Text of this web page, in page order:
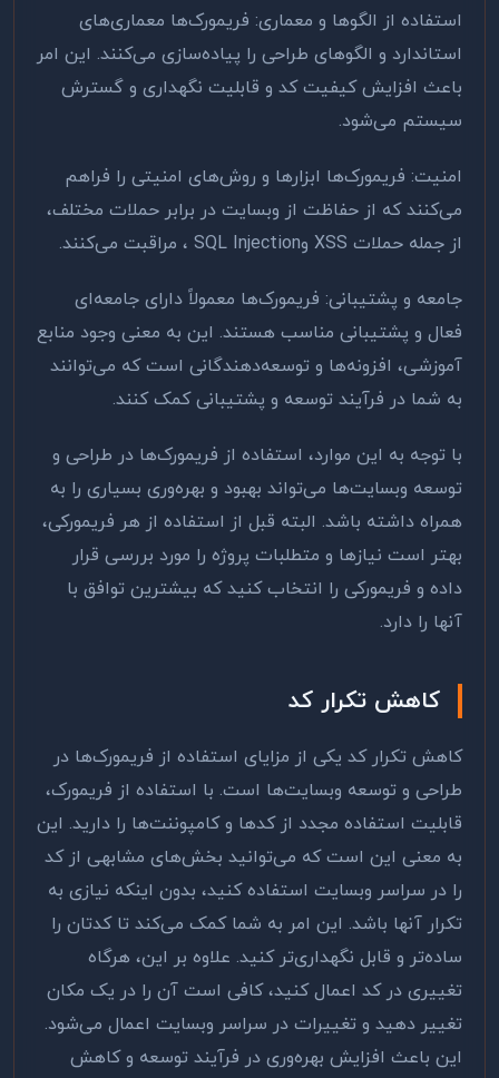
استفاده از الگوها و معماری: فریمورک‌ها معماری‌های
استاندارد و الگوهای طراحی را پیاده‌سازی می‌کنند. این امر
باعث افزایش کیفیت کد و قابلیت نگهداری و گسترش
سیستم می‌شود.
امنیت: فریمورک‌ها ابزارها و روش‌های امنیتی را فراهم
می‌کنند که از حفاظت از وبسایت در برابر حملات مختلف،
از جمله حملات XSS وSQL Injection ، مراقبت می‌کنند.
جامعه و پشتیبانی: فریمورک‌ها معمولاً دارای جامعه‌ای
فعال و پشتیبانی مناسب هستند. این به معنی وجود منابع
آموزشی، افزونه‌ها و توسعه‌دهندگانی است که می‌توانند
به شما در فرآیند توسعه و پشتیبانی کمک کنند.
با توجه به این موارد، استفاده از فریمورک‌ها در طراحی و
توسعه وبسایت‌ها می‌تواند بهبود و بهره‌وری بسیاری را به
همراه داشته باشد. البته قبل از استفاده از هر فریمورکی،
بهتر است نیازها و متطلبات پروژه را مورد بررسی قرار
داده و فریمورکی را انتخاب کنید که بیشترین توافق با
آنها را دارد.
کاهش تکرار کد
کاهش تکرار کد یکی از مزایای استفاده از فریمورک‌ها در
طراحی و توسعه وبسایت‌ها است. با استفاده از فریمورک،
قابلیت استفاده مجدد از کدها و کامپوننت‌ها را دارید. این
به معنی این است که می‌توانید بخش‌های مشابهی از کد
را در سراسر وبسایت استفاده کنید، بدون اینکه نیازی به
تکرار آنها باشد. این امر به شما کمک می‌کند تا کدتان را
ساده‌تر و قابل نگهداری‌تر کنید. علاوه بر این، هرگاه
تغییری در کد اعمال کنید، کافی است آن را در یک مکان
تغییر دهید و تغییرات در سراسر وبسایت اعمال می‌شود.
این باعث افزایش بهره‌وری در فرآیند توسعه و کاهش